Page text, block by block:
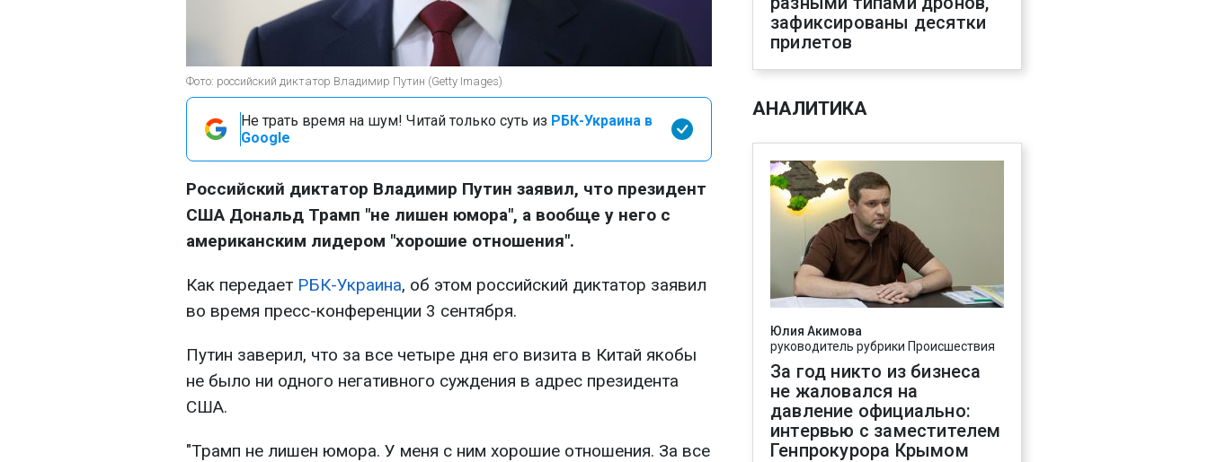
Фото: российский диктатор Владимир Путин (Getty Images)
Не трать время на шум! Читай только суть из РБК-Украина в
Google
Российский диктатор Владимир Путин заявил, что президент
США Дональд Трамп "не лишен юмора", а вообще у него с
американским лидером "хорошие отношения".
Как передает РБК-Украина, об этом российский диктатор заявил
во время пресс-конференции 3 сентября.
Путин заверил, что за все четыре дня его визита в Китай якобы
не было ни одного негативного суждения в адрес президента
США.
"Трамп не лишен юмора. У меня с ним хорошие отношения. За все
зафиксированы десятки
прилетов
АНАЛИТИКА
Юлия Акимова
руководитель рубрики Происшествия
За год никто из бизнеса
не жаловался на
давление официально:
интервью с заместителем
Генпрокурора Крымом